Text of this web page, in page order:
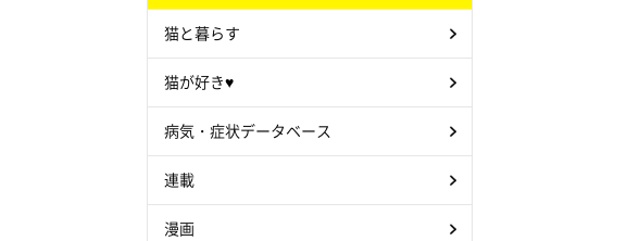
猫と暮らす
猫が好き♥
病気・症状データベース
連載
漫画